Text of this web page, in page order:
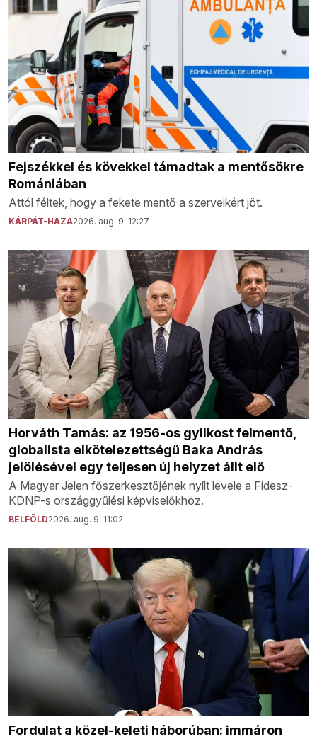
Fejszékkel és kövekkel támadtak a mentősökre
Romániában
Attól féltek, hogy a fekete mentő a szerveikért jöt.
KÁRPÁT-HAZA2026. aug. 9. 12:27
Horváth Tamás: az 1956-os gyilkost felmentő,
globalista elkötelezettségű Baka András
jelölésével egy teljesen új helyzet állt elő
A Magyar Jelen főszerkesztőjének nyílt levele a Fidesz-
KDNP-s országgyűlési képviselőkhöz.
BELFÖLD2026. aug. 9. 11:02
Fordulat a közel-keleti háborúban: immáron